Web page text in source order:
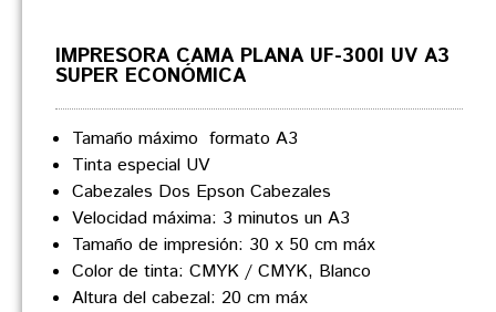
IMPRESORA CAMA PLANA UF-300I UV A3
SUPER ECONÓMICA
Tamaño máximo formato A3
Tinta especial UV
Cabezales Dos Epson Cabezales
Velocidad máxima: 3 minutos un A3
Tamaño de impresión: 30 x 50 cm máx
Color de tinta: CMYK / CMYK, Blanco
Altura del cabezal: 20 cm máx